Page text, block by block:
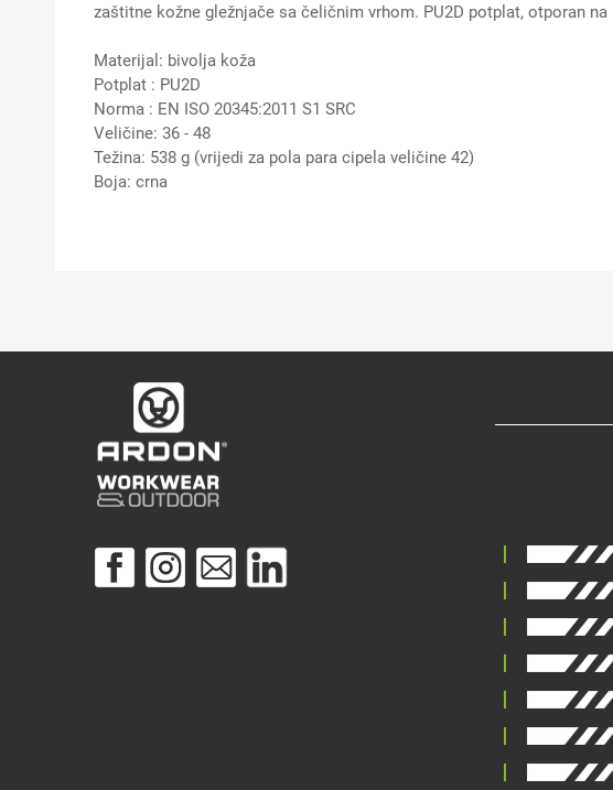
zaštitne kožne gležnjače sa čeličnim vrhom. PU2D potplat, otporan
Materijal: bivolja koža
Potplat : PU2D
Norma : EN ISO 20345:2011 S1 SRC
Veličine: 36 - 48
Težina: 538 g (vrijedi za pola para cipela veličine 42)
Boja: crna